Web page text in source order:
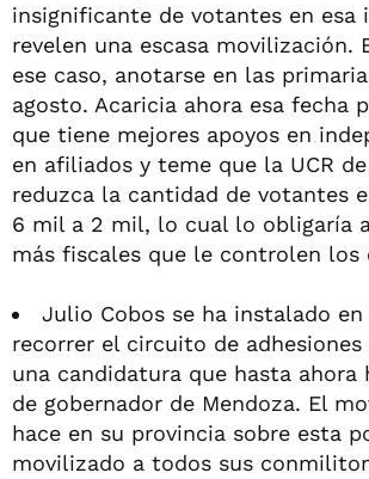
insignificante de votantes en esa
revelen una escasa movilización.
ese caso, anotarse en las
agosto. Acaricia ahora esa fecha
que tiene mejores apoyos en
en afiliados y teme que la UCR
reduzca la cantidad de votantes
6 mil a 2 mil, lo cual lo obligaría
más fiscales que le controlen los
Julio Cobos se ha instalado en
recorrer el circuito de adhesiones
una candidatura que hasta ahora
de gobernador de Mendoza. El
hace en su provincia sobre esta
movilizado a todos sus